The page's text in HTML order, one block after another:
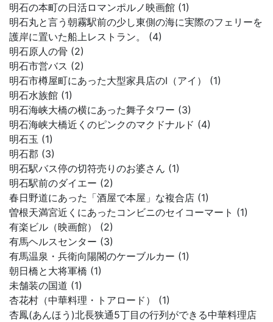
明石の本町の日活ロマンポルノ映画館 (1)
明石丸と言う朝霧駅前の少し東側の海に実際のフェリーを
護岸に置いた船上レストラン。 (4)
明石原人の骨 (2)
明石市営バス (2)
明石市樽屋町にあった大型家具店のI（アイ） (1)
明石水族館 (1)
明石海峡大橋の横にあった舞子タワー (3)
明石海峡大橋近くのピンクのマクドナルド (4)
明石玉 (1)
明石郡 (3)
明石駅バス停の切符売りのお婆さん (1)
明石駅前のダイエー (2)
春日野道にあった「酒屋で本屋」な複合店 (1)
曽根天満宮近くにあったコンビニのセイコーマート (1)
有楽ビル（映画館） (2)
有馬ヘルスセンター (3)
有馬温泉・兵衛向陽閣のケーブルカー (1)
朝日橋と大将軍橋 (1)
未舗装の国道 (1)
杏花村（中華料理・トアロード） (1)
杏鳳(あんほう)北長狭通5丁目の行列ができる中華料理店